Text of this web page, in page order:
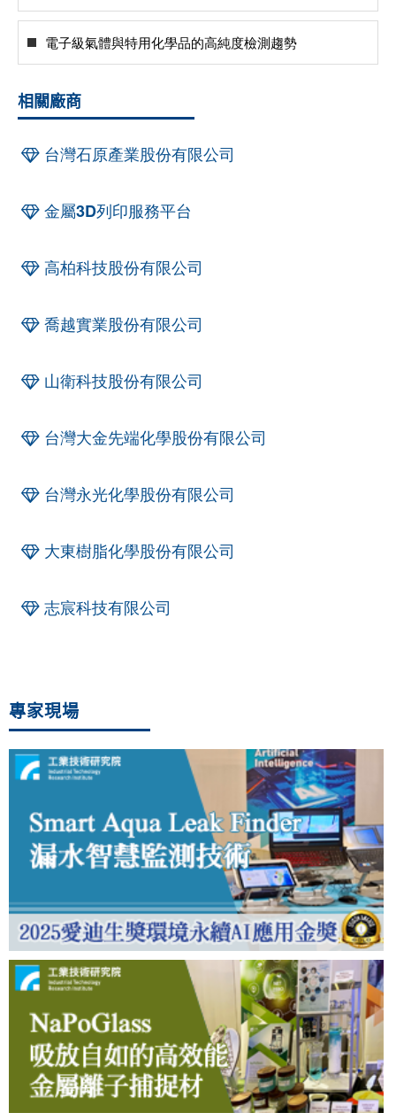
電子級氣體與特用化學品的高純度檢測趨勢
相關廠商
台灣石原產業股份有限公司
金屬3D列印服務平台
高柏科技股份有限公司
喬越實業股份有限公司
山衛科技股份有限公司
台灣大金先端化學股份有限公司
台灣永光化學股份有限公司
大東樹脂化學股份有限公司
志宸科技有限公司
專家現場